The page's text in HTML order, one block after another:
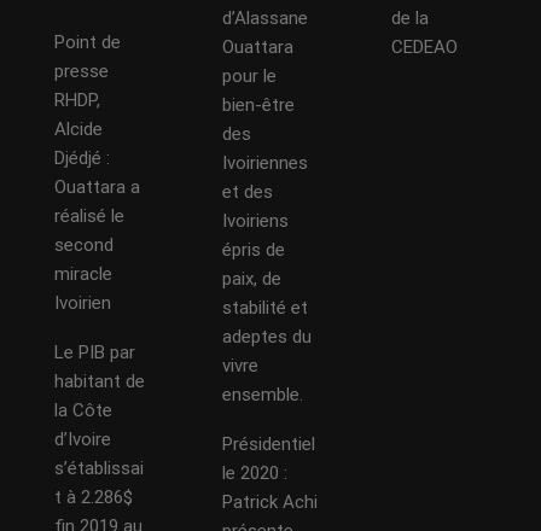
Point de
presse
RHDP,
Alcide
Djédjé :
Ouattara a
réalisé le
second
miracle
Ivoirien
Le PIB par
habitant de
la Côte
d’Ivoire
s’établissai
t à 2.286$
fin 2019 au
d’Alassane
Ouattara
pour le
bien-être
des
Ivoiriennes
et des
Ivoiriens
épris de
paix, de
stabilité et
adeptes du
vivre
ensemble.
Présidentiel
le 2020 :
Patrick Achi
de la
CEDEAO